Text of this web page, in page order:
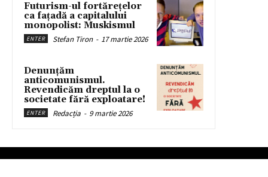
Futurism-ul fortărețelor
ca fațadă a capitalului
monopolist: Muskismul
ENTER Stefan Tiron - 17 martie 2026
Denunțăm
anticomunismul.
Revendicăm dreptul la o
societate fără exploatare!
ENTER Redacția - 9 martie 2026